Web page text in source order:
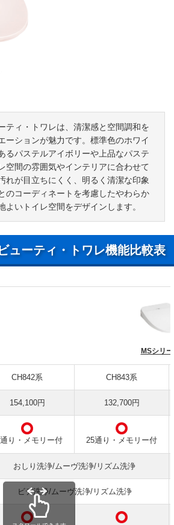
ティ・トワレは、清潔感と空間調和を
ーションが魅力です。標準色のホワイ
るパステルアイボリーや上品なパステ
空間の雰囲気やインテリアに合わせて
れが目立ちにくく、明るく清潔な印象
のコーディネートを考慮したやわらか
よいトイレ空間をデザインします。
ーティ・トワレ機能比較表
MSシリ
CH842系 CH843系
154,100円 132,700円
り・メモリー付 25通り・メモリー付
おしり洗浄/ムーヴ洗浄/リズム洗浄
ビデ洗浄/ムーヴ洗浄/リズム洗浄